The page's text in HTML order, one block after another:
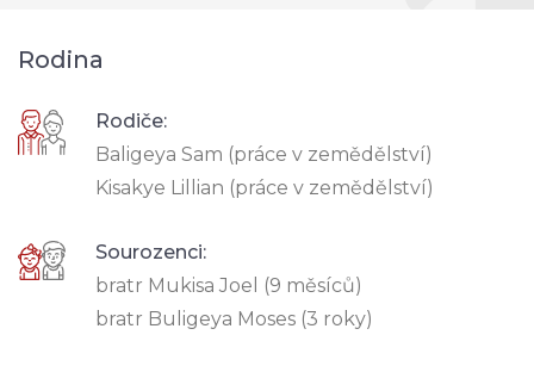
Rodina
Rodiče:
Baligeya Sam (práce v zemědělství)
Kisakye Lillian (práce v zemědělství)
Sourozenci:
bratr Mukisa Joel (9 měsíců)
bratr Buligeya Moses (3 roky)